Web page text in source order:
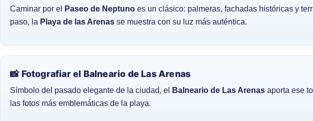
Caminar por el Paseo de Neptuno es un clásico: palmeras, fachadas históricas y
paso, la Playa de las Arenas se muestra con su luz más auténtica.
📸 Fotografiar el Balneario de Las Arenas
Símbolo del pasado elegante de la ciudad, el Balneario de Las Arenas aporta ese
las fotos más emblemáticas de la playa.